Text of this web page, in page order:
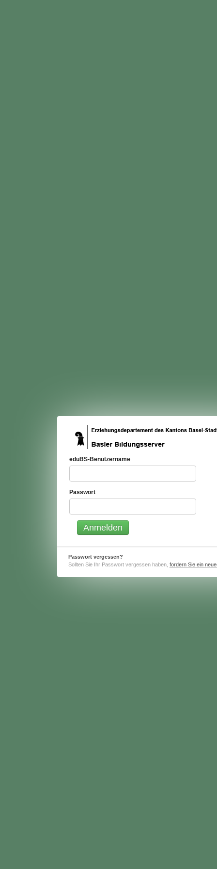
eduBS-Benutzername
Passwort
Passwort vergessen?
Sollten Sie Ihr Passwort vergessen haben, fordern Sie ein